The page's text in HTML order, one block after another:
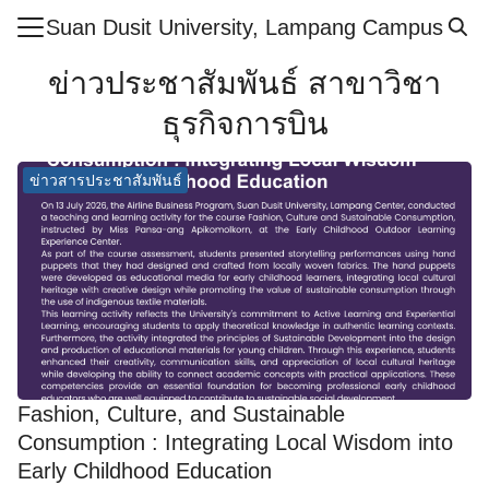
Suan Dusit University, Lampang Campus
รและกิจกรรม
รียนรู้ออนไลน์
กษาปลอดภัย
ข่าวประชาสัมพันธ์ สาขาวิชา
ธุรกิจการบิน
ข่าวสารประชาสัมพันธ์
Fashion, Culture, and Sustainable
Consumption : Integrating Local Wisdom into
Early Childhood Education